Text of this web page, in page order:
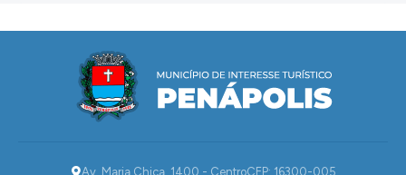
Av. Maria Chica, 1400 - CentroCEP: 16300-005